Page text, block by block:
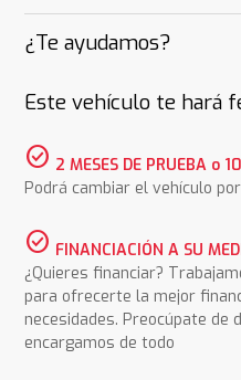
¿Te ayudamos?
Este vehículo te hará
check_circle 2 MESES DE PRUEBA o
Podrá cambiar el vehículo
check_circle FINANCIACIÓN A SU
¿Quieres financiar?
para ofrecerte la mejor
necesidades. Preocúpate
encargamos de todo